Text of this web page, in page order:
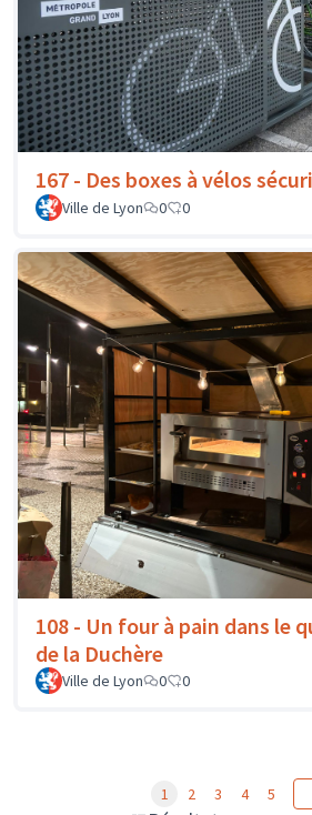
167 - Des boxes à vélos
Ville de Lyon
0 0
108 - Un four à pain dans le
de la Duchère
Ville de Lyon 0 0
1 2 3 4 5